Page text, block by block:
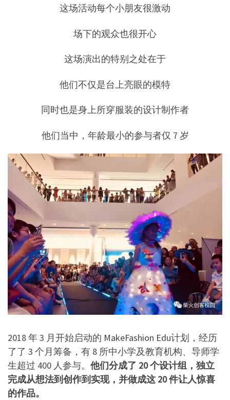
这场活动每个小朋友很激动
场下的观众也很开心
这场演出的特别之处在于
他们不仅是台上亮眼的模特
同时也是身上所穿服装的设计制作者
他们当中，年龄最小的参与者仅 7 岁
2018 年 3 月开始启动的 MakeFashion Edu计划，经历
了了 3 个月筹备，有 8 所中小学及教育机构、导师学
生超过 400 人参与。 他们分成了 20 个设计组，独立
完成从想法到创作到实现，并做成这 20 件让人惊喜
的作品。